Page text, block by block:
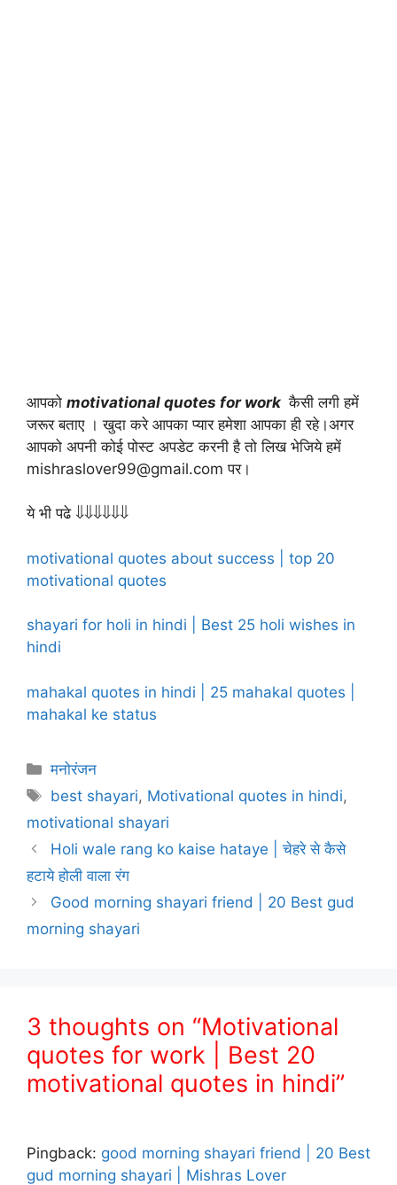
आपको motivational quotes for work कैसी लगी हमें
जरूर बताए । खुदा करे आपका प्यार हमेशा आपका ही रहे।अगर
आपको अपनी कोई पोस्ट अपडेट करनी है तो लिख भेजिये हमें
mishraslover99@gmail.com पर।
ये भी पढे ⇓⇓⇓⇓⇓⇓
motivational quotes about success | top 20
motivational quotes
shayari for holi in hindi | Best 25 holi wishes in
hindi
mahakal quotes in hindi | 25 mahakal quotes |
mahakal ke status
Categories
मनोरंजन
Tags
best shayari, Motivational quotes in hindi,
motivational shayari
Holi wale rang ko kaise hataye | चेहरे से कैसे
हटाये होली वाला रंग
Good morning shayari friend | 20 Best gud
morning shayari
3 thoughts on “Motivational
quotes for work | Best 20
motivational quotes in hindi”
Pingback: good morning shayari friend | 20 Best
gud morning shayari | Mishras Lover